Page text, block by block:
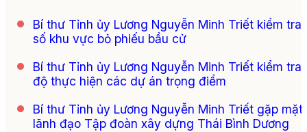
Bí thư Tỉnh ủy Lương Nguyễn Minh Triết kiểm tra
số khu vực bỏ phiếu bầu cử
Bí thư Tỉnh ủy Lương Nguyễn Minh Triết kiểm tra
độ thực hiện các dự án trọng điểm
Bí thư Tỉnh ủy Lương Nguyễn Minh Triết gặp mặt
lãnh đạo Tập đoàn xây dựng Thái Bình Dương